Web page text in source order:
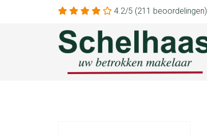
4.2/5 (211 beoordelingen)